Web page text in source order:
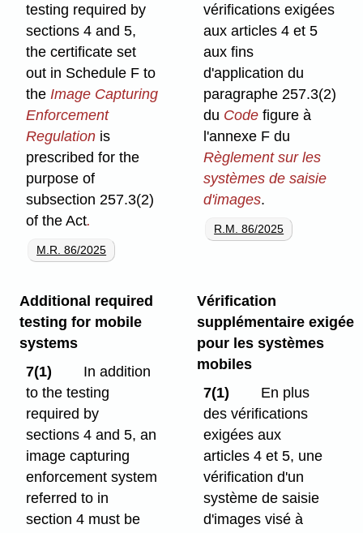
testing required by
sections 4 and 5,
the certificate set
out in Schedule F to
the Image Capturing
Enforcement
Regulation is
prescribed for the
purpose of
subsection 257.3(2)
of the Act.
M.R. 86/2025
vérifications exigées
aux articles 4 et 5
aux fins
d'application du
paragraphe 257.3(2)
du Code figure à
l'annexe F du
Règlement sur les
systèmes de saisie
d'images.
R.M. 86/2025
Additional required
testing for mobile
systems
7(1)
In addition
to the testing
required by
sections 4 and 5, an
image capturing
enforcement system
referred to in
section 4 must be
Vérification
supplémentaire exigée
pour les systèmes
mobiles
7(1)
En plus
des vérifications
exigées aux
articles 4 et 5, une
vérification d'un
système de saisie
d'images visé à